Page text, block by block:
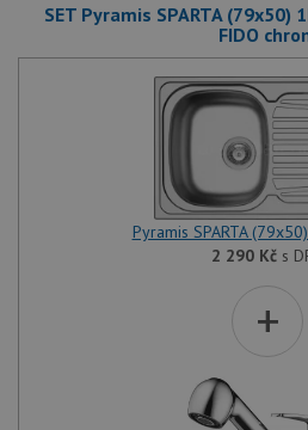
SET Pyramis SPARTA (79x50)
FIDO
Pyramis SPARTA
2 290 Kčs
+